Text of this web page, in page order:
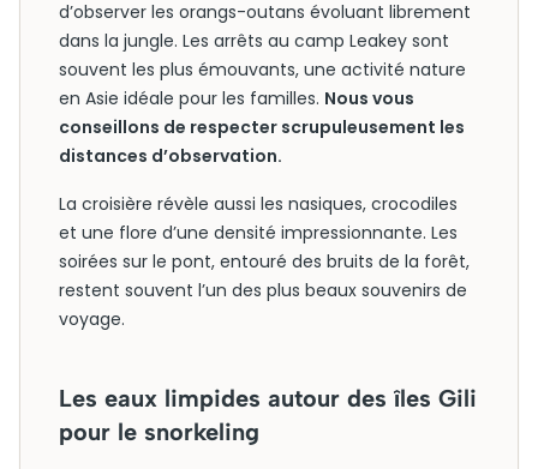
d’observer les orangs-outans évoluant librement
dans la jungle. Les arrêts au camp Leakey sont
souvent les plus émouvants, une activité nature
en Asie idéale pour les familles. Nous vous
conseillons de respecter scrupuleusement les
distances d’observation.
La croisière révèle aussi les nasiques, crocodiles
et une flore d’une densité impressionnante. Les
soirées sur le pont, entouré des bruits de la forêt,
restent souvent l’un des plus beaux souvenirs de
voyage.
Les eaux limpides autour des îles Gili
pour le snorkeling